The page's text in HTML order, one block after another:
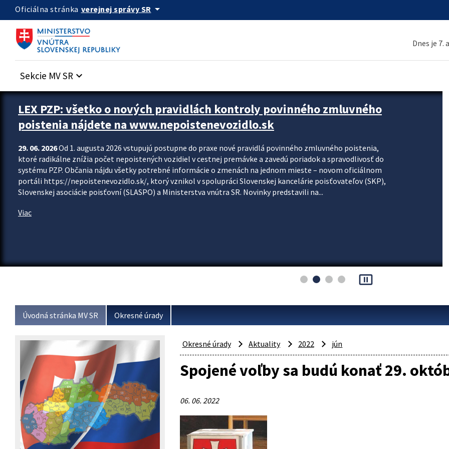
Preskocit na hlavný obsah
Oficiálna stránka verejnej správy SR arrow_drop_down
Dnes je 7.
Sekcie MV SR keyboard_arrow_down
Zastavit automatický posun upútavok
LEX PZP: všetko o nových pravidlách kontroly povinného zmluvného
poistenia nájdete na www.nepoistenevozidlo.sk
29. 06. 2026Od 1. augusta 2026 vstupujú postupne do praxe nové pravidlá povinného zmluvného poistenia,
ktoré radikálne znížia počet nepoistených vozidiel v cestnej premávke a zavedú poriadok a spravodlivosť do
systému PZP. Občania nájdu všetky potrebné informácie o zmenách na jednom mieste – novom oficiálnom
portáli https://nepoistenevozidlo.sk/, ktorý vznikol v spolupráci Slovenskej kancelárie poisťovateľov (SKP),
Slovenskej asociácie poisťovní (SLASPO) a Ministerstva vnútra SR. Novinky predstavili na...
Viac
pause_presentation
Úvodná stránka MV SR Okresné úrady
Okresné úrady Aktuality 2022 jún
Spojené voľby sa budú konať 29.
06. 06. 2022